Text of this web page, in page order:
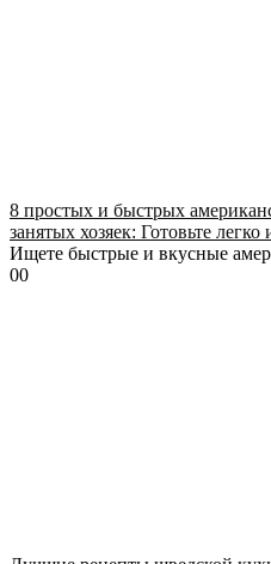
8 простых и быстрых
занятых хозяек: Готовьте легко
Ищете быстрые и вкусные
00